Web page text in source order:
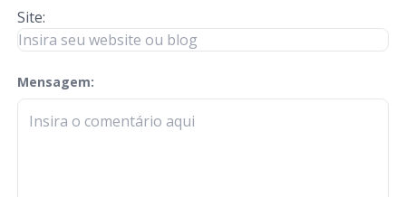
Site:
Mensagem:
check-terms